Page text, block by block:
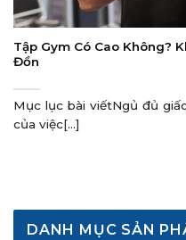
Tập Gym Có Cao Không?
Đồn
Mục lục bài viếtNgủ đủ
của việc[...]
DANH MỤC SẢN